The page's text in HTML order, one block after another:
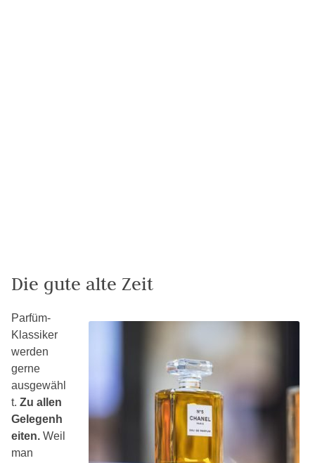
Die gute alte Zeit
Parfüm-
Klassiker
werden
gerne
ausgewähl
t. Zu allen
Gelegenh
eiten. Weil
man